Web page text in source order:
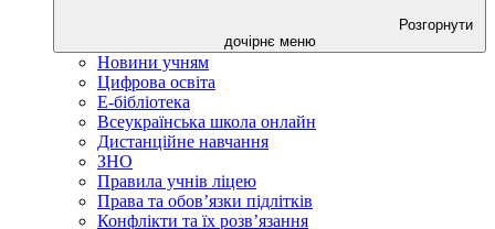
Розгорнути
дочірнє меню
Новини учням
Цифрова освіта
E-бібліотека
Всеукраїнська школа онлайн
Дистанційне навчання
ЗНО
Правила учнів ліцею
Права та обов’язки підлітків
Конфлікти та їх розв’язання